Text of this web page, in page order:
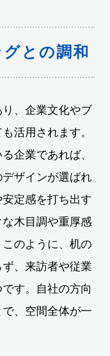
との調和
、企業文化やブ
活用されます。
企業であれば、
ザインが選ばれ
定感を打ち出す
木目調や重厚感
のように、机の
、来訪者や従業
す。自社の方向
、空間全体が一